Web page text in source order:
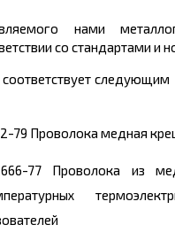
нами
со стандартами и
79 Проволока медная
77 Проволока из